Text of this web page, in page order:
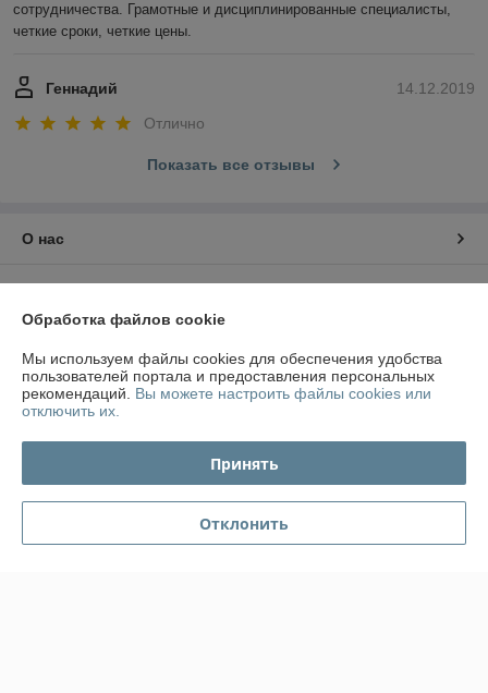
сотрудничества. Грамотные и дисциплинированные специалисты,
четкие сроки, четкие цены.
14.12.2019
Геннадий
Отлично
Показать все отзывы
О нас
График работы
Полная версия сайта
Сайт создан на платформе Deal.by
Обработка файлов cookie
Мы используем файлы cookies для обеспечения удобства
пользователей портала и предоставления персональных
рекомендаций. Вы можете настроить файлы cookies или
отключить их.
Принять
Отклонить